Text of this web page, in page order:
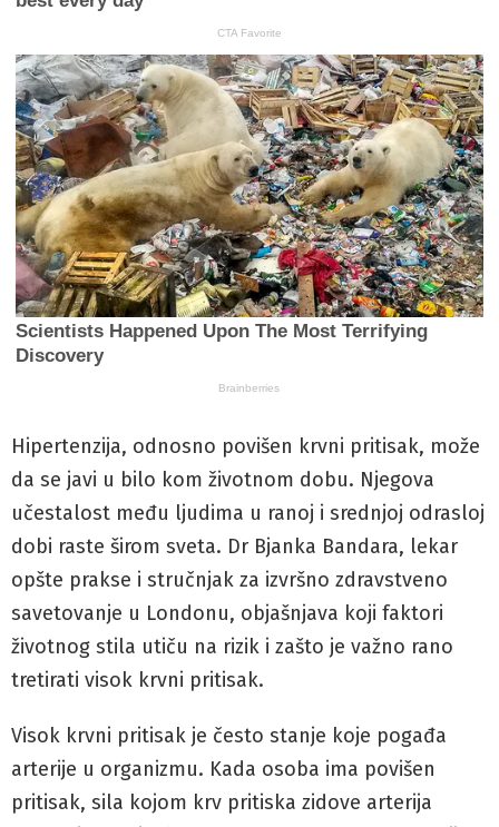
Hipertenzija, odnosno povišen krvni pritisak, može
da se javi u bilo kom životnom dobu. Njegova
učestalost među ljudima u ranoj i srednjoj odrasloj
dobi raste širom sveta. Dr Bjanka Bandara, lekar
opšte prakse i stručnjak za izvršno zdravstveno
savetovanje u Londonu, objašnjava koji faktori
životnog stila utiču na rizik i zašto je važno rano
tretirati visok krvni pritisak.
Visok krvni pritisak je često stanje koje pogađa
arterije u organizmu. Kada osoba ima povišen
pritisak, sila kojom krv pritiska zidove arterija